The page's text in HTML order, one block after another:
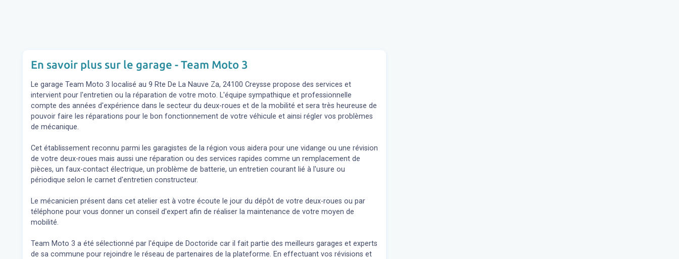
En savoir plus sur le garage - Team Moto 3
Le garage Team Moto 3 localisé au 9 Rte De La Nauve Za, 24100 Creysse propose des services et
intervient pour l'entretien ou la réparation de votre moto. L'équipe sympathique et professionnelle
compte des années d'expérience dans le secteur du deux-roues et de la mobilité et sera très heureuse de
pouvoir faire les réparations pour le bon fonctionnement de votre véhicule et ainsi régler vos problèmes
de mécanique.
Cet établissement reconnu parmi les garagistes de la région vous aidera pour une vidange ou une révision
de votre deux-roues mais aussi une réparation ou des services rapides comme un remplacement de
pièces, un faux-contact électrique, un problème de batterie, un entretien courant lié à l'usure ou
périodique selon le carnet d'entretien constructeur.
Le mécanicien présent dans cet atelier est à votre écoute le jour du dépôt de votre deux-roues ou par
téléphone pour vous donner un conseil d'expert afin de réaliser la maintenance de votre moyen de
mobilité.
Team Moto 3 a été sélectionné par l'équipe de Doctoride car il fait partie des meilleurs garages et experts
de sa commune pour rejoindre le réseau de partenaires de la plateforme. En effectuant vos révisions et